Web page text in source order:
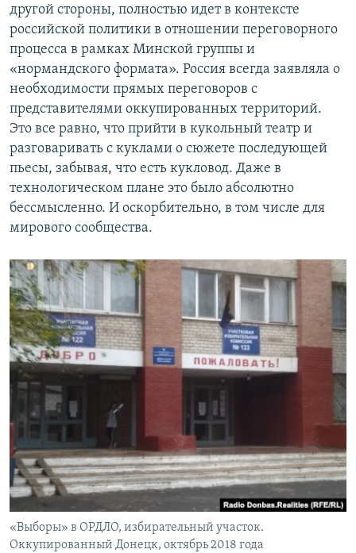
другой стороны, полностью идет в контексте
российской политики в отношении переговорного
процесса в рамках Минской группы и
«нормандского формата». Россия всегда заявляла о
необходимости прямых переговоров с
представителями оккупированных территорий.
Это все равно, что прийти в кукольный театр и
разговаривать с куклами о сюжете последующей
пьесы, забывая, что есть кукловод. Даже в
технологическом плане это было абсолютно
бессмысленно. И оскорбительно, в том числе для
мирового сообщества.
«Выборы» в ОРДЛО, избирательный участок.
Оккупированный Донецк, октябрь 2018 года